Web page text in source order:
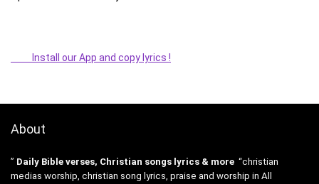
Install our App and copy lyrics !
About
” Daily Bible verses, Christian songs lyrics & more “christian
medias worship, christian song lyrics, praise and worship in All